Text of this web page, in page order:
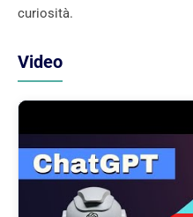
curiosità.
Video